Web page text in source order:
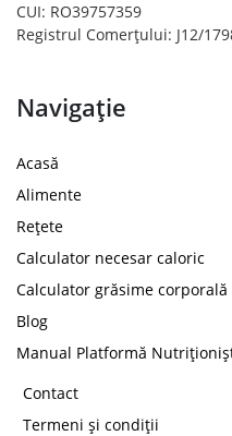
CUI: RO39757359
Registrul Comerțului: J12/
Navigație
Acasă
Alimente
Rețete
Calculator necesar caloric
Calculator grăsime corporală
Blog
Manual Platformă
Contact
Termeni și condiții